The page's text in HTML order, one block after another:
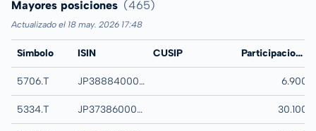
Mayores posiciones (465)
Actualizado el 18 may. 2026 17:48
Símbolo ISIN CUSIP Nombre
Participaciones
5706.T JP3888400003 MITSUI KINZOKU
6.900
5334.T JP3738600000 NITERRA CO LTD
30.100